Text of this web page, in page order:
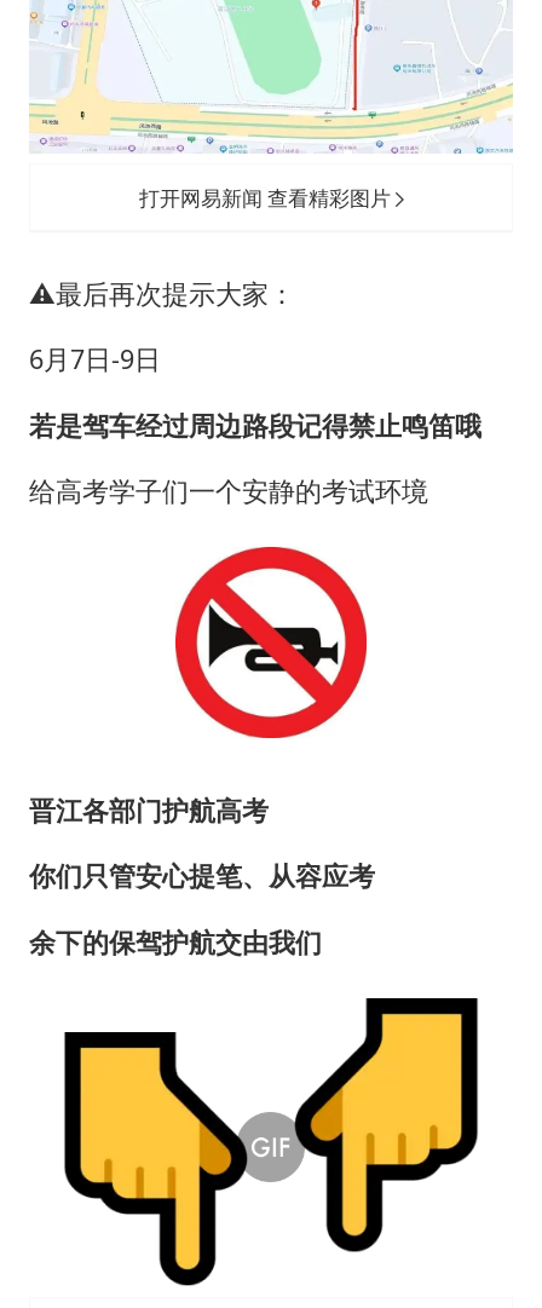
打开网易新闻 查看精彩图片
⚠️最后再次提示大家：
6月7日-9日
若是驾车经过周边路段记得禁止鸣笛哦
给高考学子们一个安静的考试环境
晋江各部门护航高考
你们只管安心提笔、从容应考
余下的保驾护航交由我们